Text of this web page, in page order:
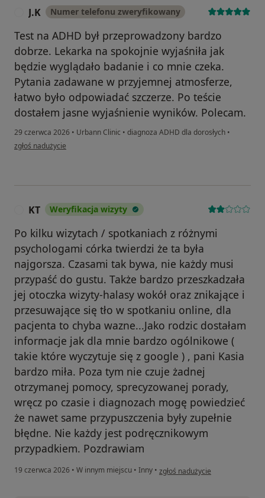
J.K Numer telefonu zweryfikowany
Test na ADHD był przeprowadzony bardzo
dobrze. Lekarka na spokojnie wyjaśniła jak
będzie wyglądało badanie i co mnie czeka.
Pytania zadawane w przyjemnej atmosferze,
łatwo było odpowiadać szczerze. Po teście
dostałem jasne wyjaśnienie wyników. Polecam.
29 czerwca 2026 • Urbann Clinic • diagnoza ADHD dla dorosłych •
w opinii użytkownika J.K
zgłoś nadużycie
KT Weryfikacja wizyty
Po kilku wizytach / spotkaniach z różnymi
psychologami córka twierdzi że ta była
najgorsza. Czasami tak bywa, nie każdy musi
przypaść do gustu. Także bardzo przeszkadzała
jej otoczka wizyty-halasy wokół oraz znikające i
przesuwające się tło w spotkaniu online, dla
pacjenta to chyba wazne...Jako rodzic dostałam
informacje jak dla mnie bardzo ogólnikowe (
takie które wyczytuje się z google ) , pani Kasia
bardzo miła. Poza tym nie czuje żadnej
otrzymanej pomocy, sprecyzowanej porady,
wręcz po czasie i diagnozach mogę powiedzieć
że nawet same przypuszczenia były zupełnie
błędne. Nie każdy jest podręcznikowym
przypadkiem. Pozdrawiam
19 czerwca 2026 • W innym miejscu • Inny • w opinii użytkownika KT
zgłoś nadużycie